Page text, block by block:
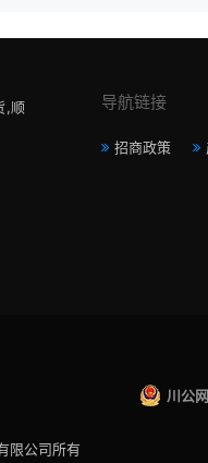
,顺
导航链接
招商政策
川公
限公司所有